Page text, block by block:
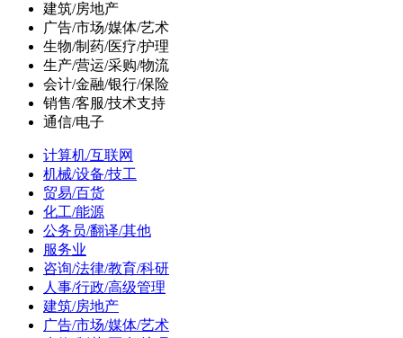
建筑/房地产
广告/市场/媒体/艺术
生物/制药/医疗/护理
生产/营运/采购/物流
会计/金融/银行/保险
销售/客服/技术支持
通信/电子
计算机/互联网
机械/设备/技工
贸易/百货
化工/能源
公务员/翻译/其他
服务业
咨询/法律/教育/科研
人事/行政/高级管理
建筑/房地产
广告/市场/媒体/艺术